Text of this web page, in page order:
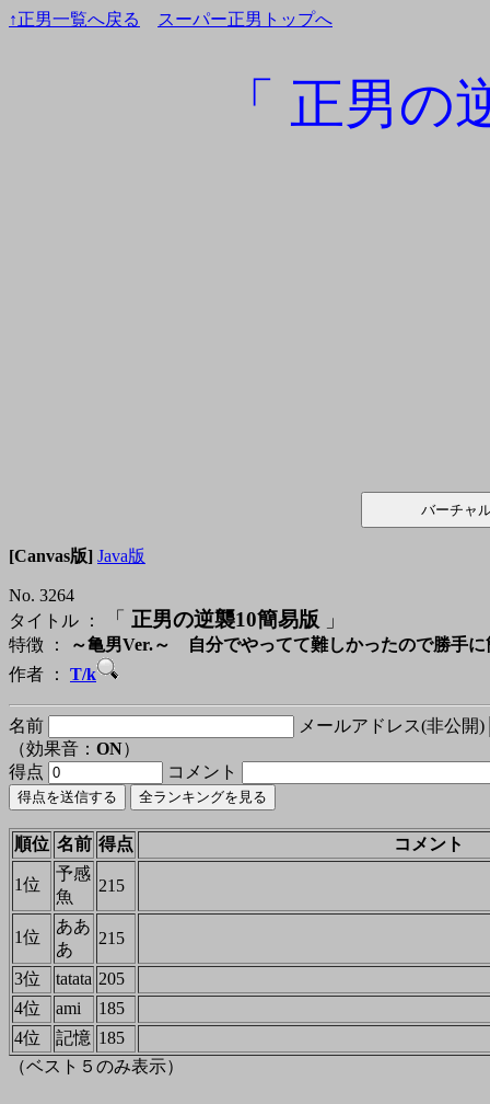
↑正男一覧へ戻る スーパー正男トップへ
「 正男の
[Canvas版] Java版
No. 3264
タイトル ：
「 正男の逆襲10簡易版 」
特徴 ：
～亀男Ver.～ 自分でやってて難しかったので勝手
作者 ： T/k
名前
メールアドレス(非公開)
（効果音： ON）
得点
コメント
順位 名前 得点 コメント
1位
予感
魚
215
1位
ああ
あ
215
3位 tatata 205
4位
ami
185
4位
記憶 185
（ベスト５のみ表示）